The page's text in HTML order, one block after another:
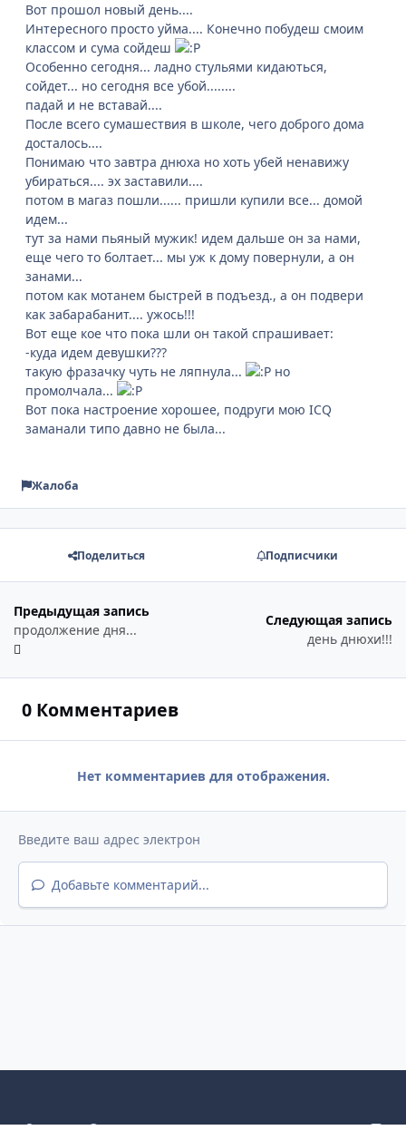
Вот прошол новый день....
Интересного просто уйма.... Конечно побудеш смоим
классом и сума сойдеш
Особенно сегодня... ладно стульями кидаються,
сойдет... но сегодня все убой........
падай и не вставай....
После всего сумашествия в школе, чего доброго дома
досталось....
Понимаю что завтра днюха но хоть убей ненавижу
убираться.... эх заставили....
потом в магаз пошли...... пришли купили все... домой
идем...
тут за нами пьяный мужик! идем дальше он за нами,
еще чего то болтает... мы уж к дому повернули, а он
занами...
потом как мотанем быстрей в подъезд., а он подвери
как забарабанит.... ужось!!!
Вот еще кое что пока шли он такой спрашивает:
-куда идем девушки???
такую фразачку чуть не ляпнула...
но
промолчала...
Вот пока настроение хорошее, подруги мою ICQ
заманали типо давно не была...
Жалоба
Поделиться Подписчики
Предыдущая запись
продолжение дня...
Следующая запись
день днюхи!!!
0 Комментариев
Нет комментариев для отображения.
Добавьте комментарий...
Светлый режим
Темный режим
Как в системе v